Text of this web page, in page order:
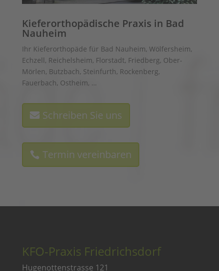
Kieferorthopädische Praxis in Bad
Nauheim
Ihr Kieferorthopäde für Bad Nauheim, Wölfersheim,
Echzell, Reichelsheim, Florstadt, Friedberg, Ober-
Mörlen, Butzbach, Steinfurth, Rockenberg,
Fauerbach, Ostheim, …
Schreiben Sie uns
Termin vereinbaren
KFO-Praxis Friedrichsdorf
Hugenottenstrasse 121